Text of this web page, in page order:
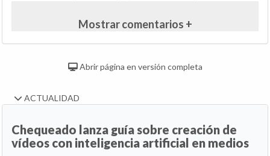
Mostrar comentarios +
Abrir página en versión completa
ACTUALIDAD
Chequeado lanza guía sobre creación de
vídeos con inteligencia artificial en medios